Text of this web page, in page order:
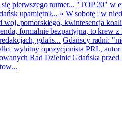
pierwszego numer... "TOP 20" w
upamiętnił... » W sobotę i w
woj. pomorskiego, kwintesencja
formalnie bezpartyjna, to krew
gdańs... Gdańscy radni:
wybitny opozycjonista PRL, autor
Rad Dzielnic Gdańska przed